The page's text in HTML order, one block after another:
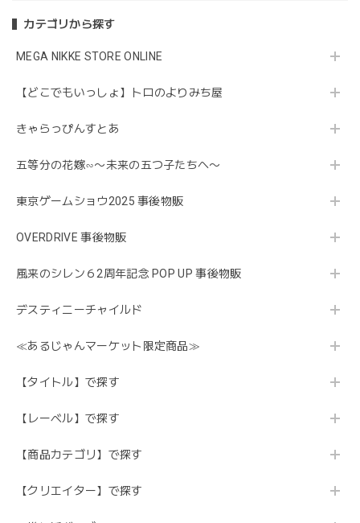
カテゴリから探す
MEGA NIKKE STORE ONLINE
【どこでもいっしょ】トロのよりみち屋
きゃらっぴんすとあ
五等分の花嫁∽〜未来の五つ子たちへ〜
東京ゲームショウ2025 事後物販
OVERDRIVE 事後物販
風来のシレン６2周年記念 POP UP 事後物販
デスティニーチャイルド
≪あるじゃんマーケット限定商品≫
【タイトル】で探す
【レーベル】で探す
【商品カテゴリ】で探す
【クリエイター】で探す